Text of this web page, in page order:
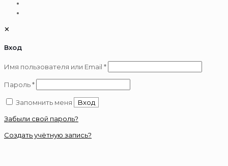
✕
Вход
Имя пользователя или Email *Обязательно
Пароль*Обязательно
Запомнить меня
Вход
Забыли свой пароль?
Создать учётную запись?